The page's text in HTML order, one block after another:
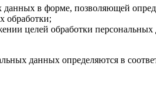
в форме, позволяющей
обработки;
целей обработки
данных определяются в